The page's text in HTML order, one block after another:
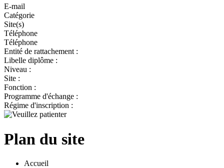
E-mail
Catégorie
Site(s)
Téléphone
Téléphone
Entité de rattachement :
Libelle diplôme :
Niveau :
Site :
Fonction :
Programme d'échange :
Régime d'inscription :
Plan du site
Accueil